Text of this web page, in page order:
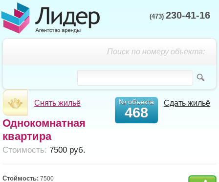
(473) 230-41-16
Поиск по номеру объекта:
Снять жильё Сдать жильё
№ объекта
468
Однокомнатная
квартира
Cтоимость: 7500 руб.
Стоймость: 7500